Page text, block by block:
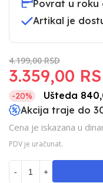
Povrat u roku
Artikal je
Akcija traje do
Cena je iskazana u
PDV je uračunat.
4.199,00 RSD
3.359,00
-20% Ušteda
- +